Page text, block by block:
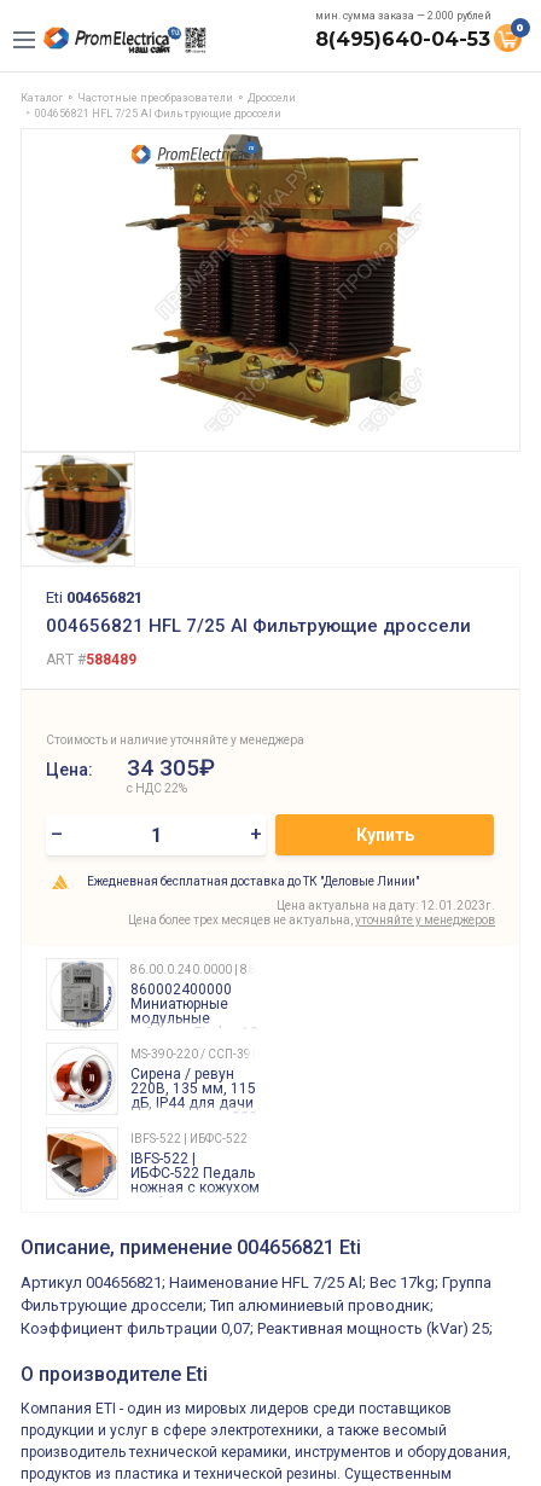
мин. сумма заказа — 2.000 рублей
8(495)640-04-53 0
Каталог Частотные преобразователи
Дроссели
004656821 HFL 7/25 Al Фильтрующие дроссели
Eti 004656821
004656821 HFL 7/25 Al Фильтрующие дроссели
ART #588489
Стоимость и наличие уточняйте у менеджера
Цена: 34 305₽
с НДС 22%
– + Купить
Ежедневная бесплатная доставка до ТК "Деловые Линии"
Цена актуальна на дату: 12.01.2023г.
Цена более трех месяцев не актуальна, уточняйте у менеджеров
86.00.0.240.0000 | 860002400000
860002400000
Миниатюрные
модульные
таймеры Finder, 12-
240 Вольт AC/DC
Finder
86.00.0.240.0000
MS-390-220 / ССП-390 220В
Сирена / ревун
220В, 135 мм, 115
дБ, IP44 для дачи
производства 220
Вольт звук ситены
"пожарная
тревога"
IBFS-522 | ИБФС-522
IBFS-522 |
ИБФС-522 Педаль
ножная с кожухом
двойная,
15Ампер 250В
XVR13M05L
Маячок
оранжевый
230VAC 130мм
ВКН8108
ВКН8108
Концевой
выключатель
путевой,
регулируемый
ролик
800202300000С
многофункциональные
реле времени
0.1cек.-10 дней, 10
функций/режимов
Описание, применение 004656821 Eti
Артикул 004656821; Наименование HFL 7/25 Al; Вес 17kg; Группа
Фильтрующие дроссели; Тип алюминиевый проводник;
Коэффициент фильтрации 0,07; Реактивная мощность (kVar) 25;
О производителе Eti
Компания ETI - один из мировых лидеров среди поставщиков
продукции и услуг в сфере электротехники, а также весомый
производитель технической керамики, инструментов и оборудования,
продуктов из пластика и технической резины. Существенным